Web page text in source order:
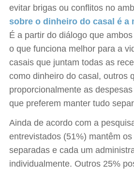
evitar brigas ou conflitos no
sobre o dinheiro do casal é a
É a partir do diálogo que
o que funciona melhor para a
casais que juntam todas as
como dinheiro do casal, outros
proporcionalmente as
que preferem manter tudo
Ainda de acordo com a
entrevistados (51%) mantêm
separadas e cada um
individualmente. Outros 25%